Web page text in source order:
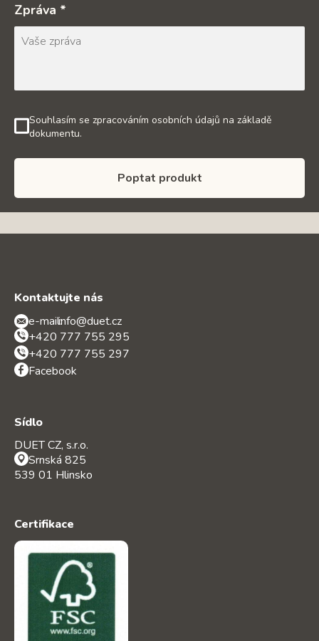
Zpráva *
Souhlasím se zpracováním osobních údajů na základě
dokumentu.
Poptat produkt
Kontaktujte nás
e-mail:info@duet.cz
+420 777 755 295
+420 777 755 297
Facebook
Sídlo
DUET CZ, s.r.o.
Srnská 825
539 01 Hlinsko
Certifikace